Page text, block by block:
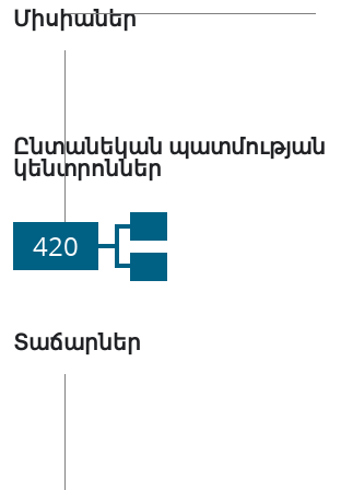
Միսիաներ
Ընտանեկան պատմության
կենտրոններ
420
Տաճարներ